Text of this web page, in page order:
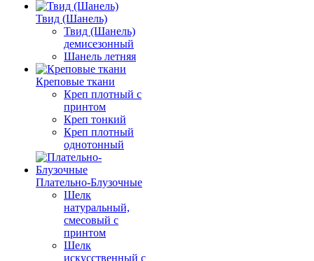
Твид (Шанель)
Твид (Шанель)
демисезонный
Шанель летняя
Креповые ткани
Креп плотный с
принтом
Креп тонкий
Креп плотный
однотонный
Плательно-Блузочные
Шелк
натуральный,
смесовый с
принтом
Шелк
искусственный с